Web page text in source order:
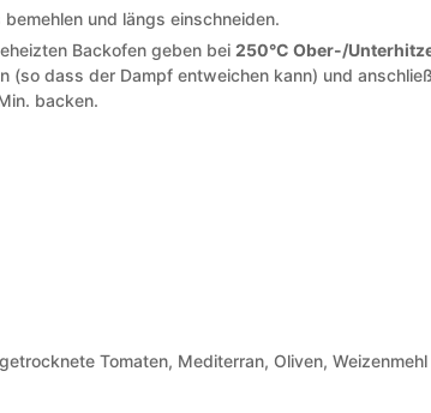
und längs einschneiden.
Backofen geben bei250°C Ober-/
(so dass der Dampf entweichen kann) und
backen.
Tomaten, Mediterran, Oliven, Weizenmehl